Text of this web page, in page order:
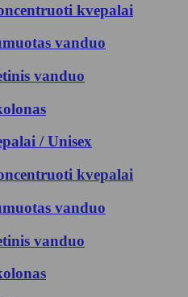
kvepalai
vanduo
vanduo
/ Unisex
kvepalai
vanduo
vanduo